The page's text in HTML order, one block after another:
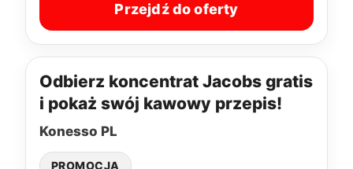
Przejdź do oferty
Odbierz koncentrat Jacobs gratis
i pokaż swój kawowy przepis!
Konesso PL
PROMOCJA